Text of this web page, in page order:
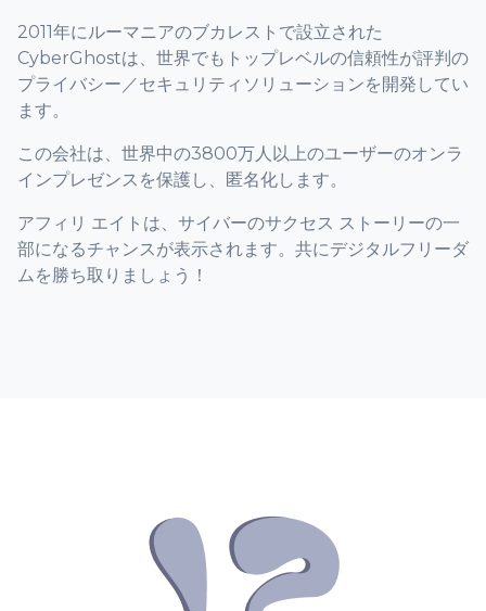
2011年にルーマニアのブカレストで設立された
CyberGhostは、世界でもトップレベルの信頼性が評判の
プライバシー／セキュリティソリューションを開発してい
ます。
この会社は、世界中の3800万人以上のユーザーのオンラ
インプレゼンスを保護し、匿名化します。
アフィリ エイトは、サイバーのサクセス ストーリーの一
部になるチャンスが表示されます。共にデジタルフリーダ
ムを勝ち取りましょう！